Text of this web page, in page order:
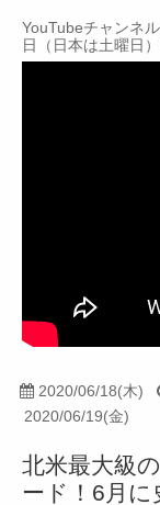
Contact
YouTubeチャンネ
日（日本は土曜日
2020/06/18(木)
2020/06/19(金)
北米最大級
ード！6月